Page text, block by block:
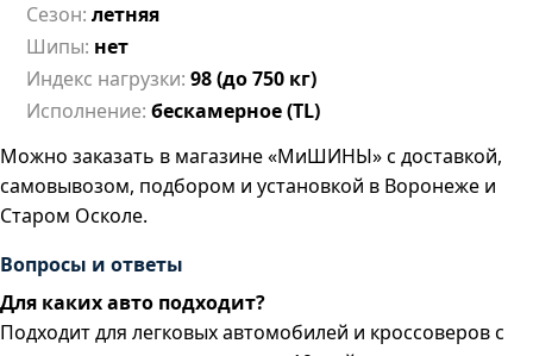
Сезон: летняя
Шипы: нет
Индекс нагрузки: 98 (до 750 кг)
Исполнение: бескамерное (TL)
Можно заказать в магазине «МиШИНЫ» с доставкой,
самовывозом, подбором и установкой в Воронеже и
Старом Осколе.
Вопросы и ответы
Для каких авто подходит?
Подходит для легковых автомобилей и кроссоверов с